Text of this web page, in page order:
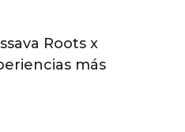
Roots x
más